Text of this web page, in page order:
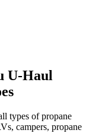
U-Haul
types of propane
campers, propane